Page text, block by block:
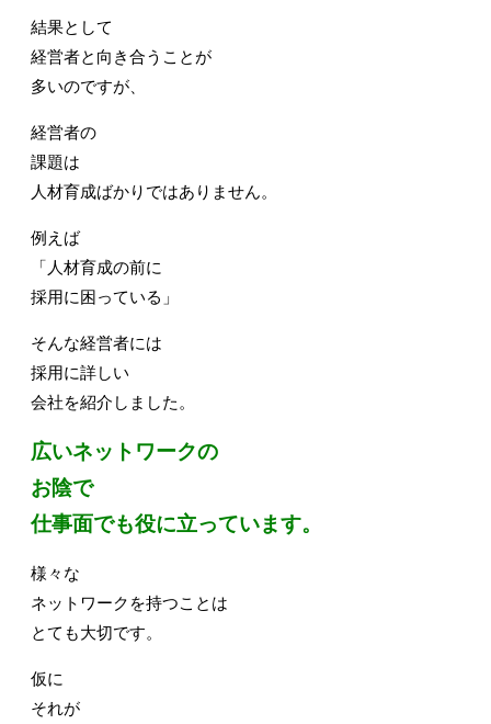
結果として
経営者と向き合うことが
多いのですが、
経営者の
課題は
人材育成ばかりではありません。
例えば
「人材育成の前に
採用に困っている」
そんな経営者には
採用に詳しい
会社を紹介しました。
広いネットワークの
お陰で
仕事面でも役に立っています。
様々な
ネットワークを持つことは
とても大切です。
仮に
それが